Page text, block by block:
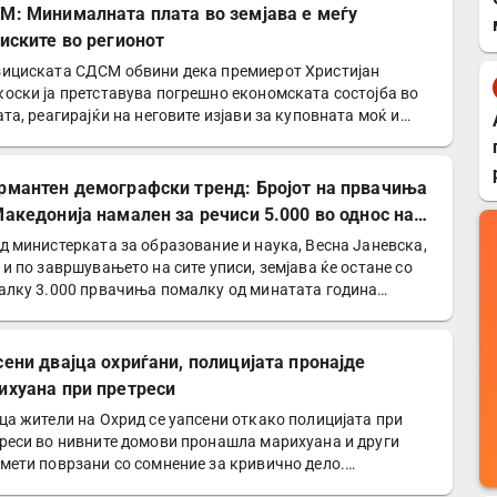
Минималната плата во земјава е меѓу
во регионот
СДСМ обвини дека премиерот Христијан
ја претставува погрешно економската состојба во
реагирајќи на неговите изјави за куповната моќ и…
демографски тренд: Бројот на првачиња
намален за речиси 5.000 во однос на
министерката за образование и наука, Весна Јаневска,
и по завршувањето на сите уписи, земјава ќе остане со
3.000 првачиња помалку од минатата година…
двајца охриѓани, полицијата пронајде
при претреси
жители на Охрид се уапсени откако полицијата при
во нивните домови пронашла марихуана и други
поврзани со сомнение за кривично дело.